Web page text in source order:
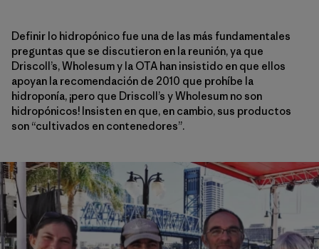
Definir lo hidropónico fue una de las más fundamentales
preguntas que se discutieron en la reunión, ya que
Driscoll’s, Wholesum y la OTA han insistido en que ellos
apoyan la recomendación de 2010 que prohíbe la
hidroponía, ¡pero que Driscoll’s y Wholesum no son
hidropónicos! Insisten en que, en cambio, sus productos
son “cultivados en contenedores”.